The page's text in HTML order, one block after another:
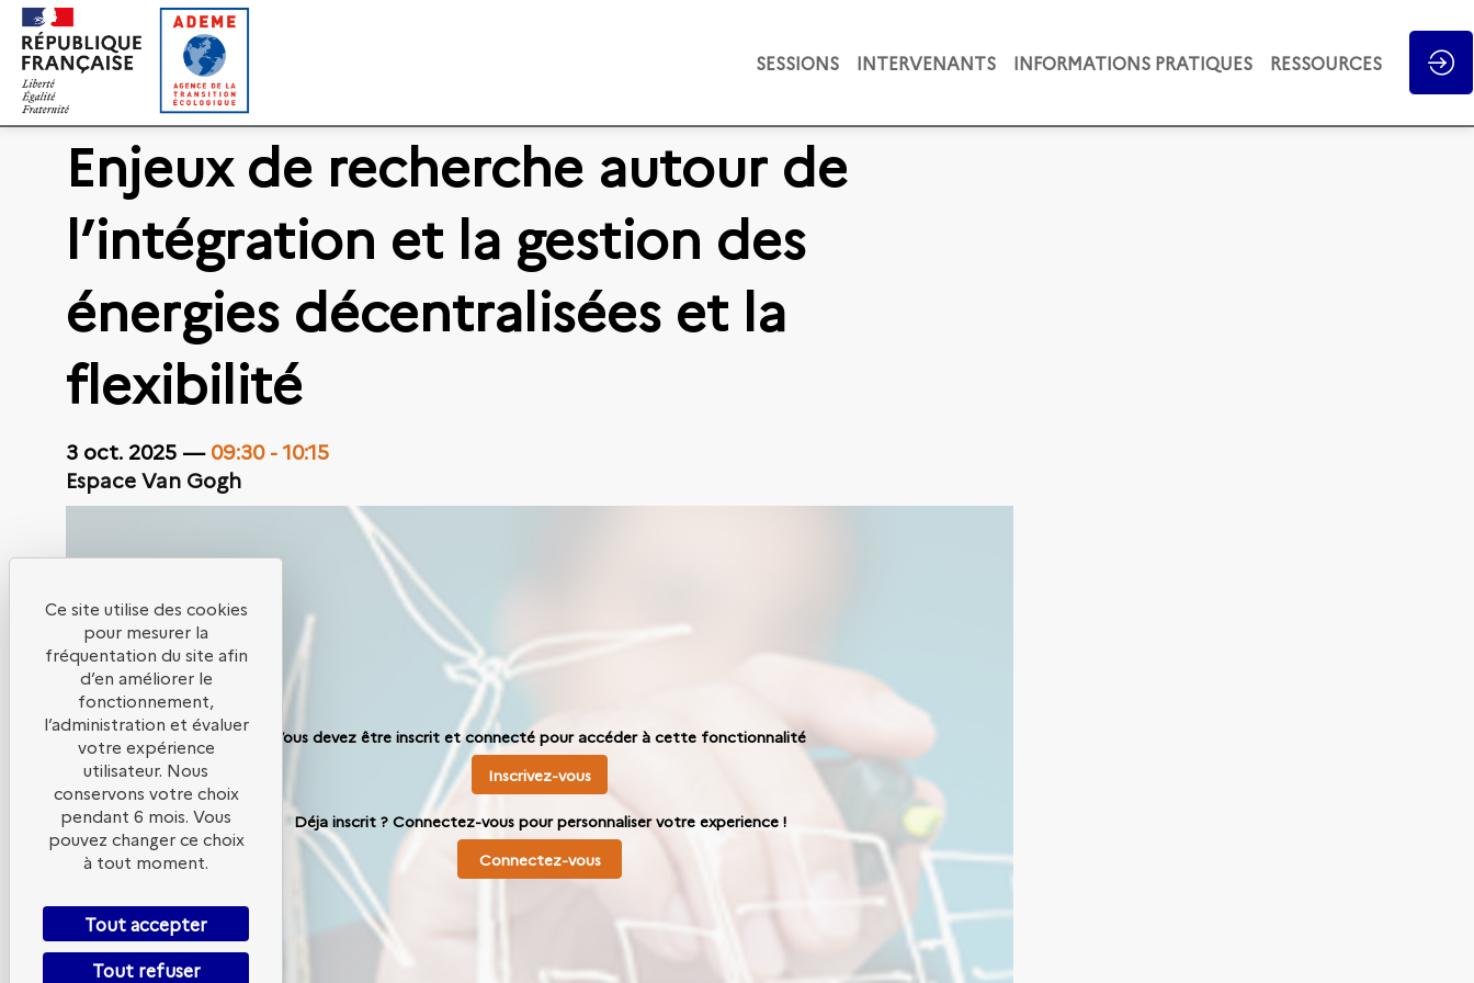
SESSIONS INTERVENANTS INFORMATIONS PRATIQUES RESSOURCES
Enjeux de recherche autour de
l’intégration et la gestion des
énergies décentralisées et la
flexibilité
3 oct. 2025 —09:30-10:15
Espace Van Gogh
Vous devez être inscrit et connecté pour accéder à cette fonctionnalité
Inscrivez-vous
Déja inscrit ? Connectez-vous pour personnaliser votre experience !
Connectez-vous
Gestion des cookies
Ce site utilise des cookies
pour mesurer la
fréquentation du site afin
d’en améliorer le
fonctionnement,
l’administration et évaluer
votre expérience
utilisateur. Nous
conservons votre choix
pendant 6 mois. Vous
pouvez changer ce choix
à tout moment.
Tout accepter
Tout refuser